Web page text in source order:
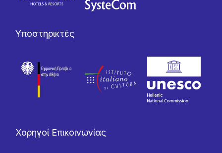
Υποστηρικτές
Χορηγοί Επικοινωνίας